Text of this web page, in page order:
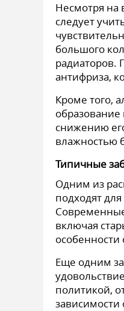
Несмотря на
следует
большого
радиаторов.
антифриза,
Кроме того,
снижению
влажностью
Типичные
Одним из
подходят
включая
Еще одним
политикой,
зависимости